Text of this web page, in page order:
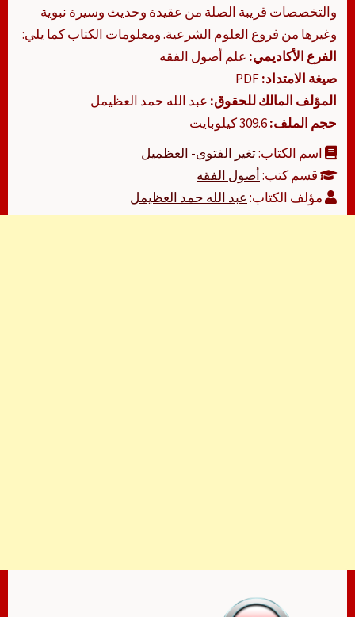
والتخصصات قريبة الصلة من عقيدة وحديث وسيرة نبوية
وغيرها من فروع العلوم الشرعية. ومعلومات الكتاب كما يلي:
الفرع الأكاديمي: علم أصول الفقه
صيغة الامتداد:
المؤلف المالك للحقوق: عبد الله حمد العظيمل
حجم الملف:
اسم الكتاب:تغير الفتوى- العظميل
قسم كتب:أصول الفقه
مؤلف الكتاب:عبد الله حمد العظيمل